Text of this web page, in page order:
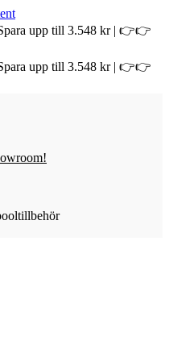
upp till 3.548 kr | 👉👉
upp till 3.548 kr | 👉👉